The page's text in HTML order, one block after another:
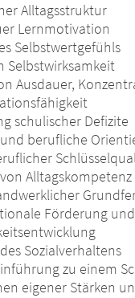
Alltagsstruktur
Lernmotivation
Selbstwertgefühls
Selbstwirksamkeit
Ausdauer,
schulischer Defizite
berufliche
Alltagskompetenz
Förderung
Sozialverhaltens
zu einem
eigener Stärken